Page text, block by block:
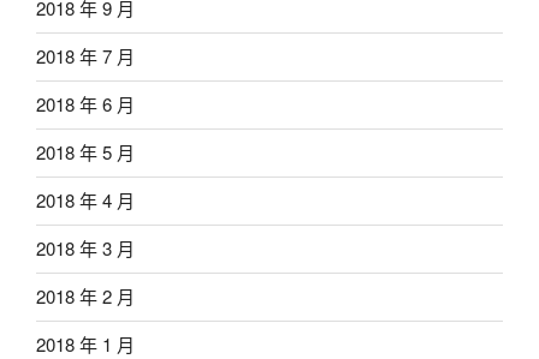
2018 年 9 月
2018 年 7 月
2018 年 6 月
2018 年 5 月
2018 年 4 月
2018 年 3 月
2018 年 2 月
2018 年 1 月